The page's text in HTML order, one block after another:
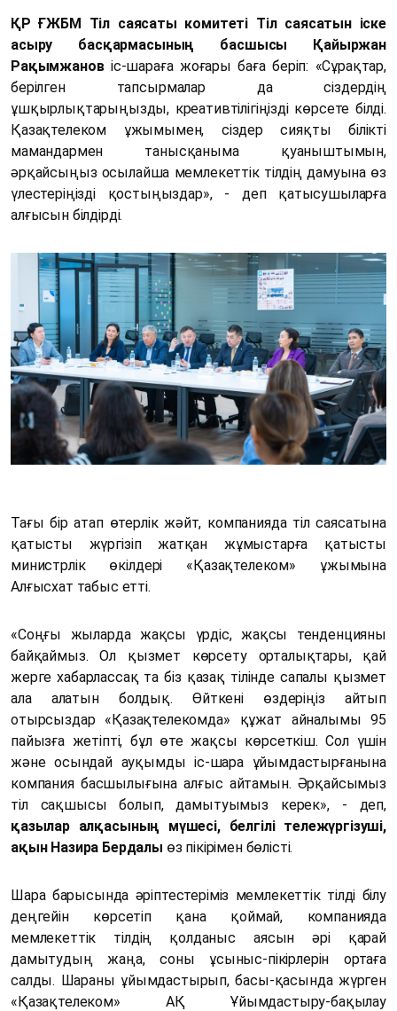
ҚР ҒЖБМ Тіл саясаты комитеті Тіл саясатын іске
асыру басқармасының басшысы Қайыржан
Рақымжановіс-шараға жоғары баға беріп: «Сұрақтар,
берілген тапсырмалар да сіздердің
ұшқырлықтарыңызды, креативтілігіңізді көрсете білді.
Қазақтелеком ұжымымен, сіздер сияқты білікті
мамандармен танысқаныма қуаныштымын,
әрқайсыңыз осылайша мемлекеттік тілдің дамуына өз
үлестеріңізді қостыңыздар», - деп қатысушыларға
алғысын білдірді.
Тағы бір атап өтерлік жәйт, компанияда тіл саясатына
қатысты жүргізіп жатқан жұмыстарға қатысты
министрлік өкілдері «Қазақтелеком» ұжымына
Алғысхат табыс етті.
«Соңғы жыларда жақсы үрдіс, жақсы тенденцияны
байқаймыз. Ол қызмет көрсету орталықтары, қай
жерге хабарлассақ та біз қазақ тілінде сапалы қызмет
ала алатын болдық. Өйткені өздеріңіз айтып
отырсыздар «Қазақтелекомда» құжат айналымы 95
пайызға жетіпті, бұл өте жақсы көрсеткіш. Сол үшін
және осындай ауқымды іс-шара ұйымдастырғанына
компания басшылығына алғыс айтамын. Әрқайсымыз
тіл сақшысы болып, дамытуымыз керек», - деп,
қазылар алқасының мүшесі, белгілі тележүргізуші,
ақын Назира Бердалы өз пікірімен бөлісті.
Шара барысында әріптестеріміз мемлекеттік тілді білу
деңгейін көрсетіп қана қоймай, компанияда
мемлекеттік тілдің қолданыс аясын әрі қарай
дамытудың жаңа, соны ұсыныс-пікірлерін ортаға
салды. Шараны ұйымдастырып, басы-қасында жүрген
«Қазақтелеком» АҚ Ұйымдастыру-бақылау